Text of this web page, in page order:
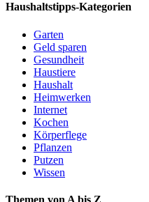
Haushaltstipps-Kategorien
Garten
Geld sparen
Gesundheit
Haustiere
Haushalt
Heimwerken
Internet
Kochen
Körperflege
Pflanzen
Putzen
Wissen
Themen von A bis Z